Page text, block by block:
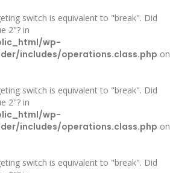
switch is equivalent to "break". Did
2"? in
wp-
includes/operations.class.php on
switch is equivalent to "break". Did
2"? in
wp-
includes/operations.class.php on
switch is equivalent to "break". Did